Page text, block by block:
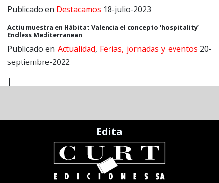
Publicado en Destacamos 18-julio-2023
Actiu muestra en Hábitat Valencia el concepto ‘hospitality’
Endless Mediterranean
Publicado en Actualidad, Ferias, jornadas y eventos 20-
septiembre-2022
|
Edita